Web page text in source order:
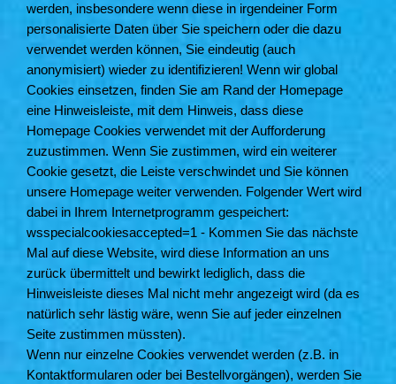
werden, insbesondere wenn diese in irgendeiner Form
personalisierte Daten über Sie speichern oder die dazu
verwendet werden können, Sie eindeutig (auch
anonymisiert) wieder zu identifizieren! Wenn wir global
Cookies einsetzen, finden Sie am Rand der Homepage
eine Hinweisleiste, mit dem Hinweis, dass diese
Homepage Cookies verwendet mit der Aufforderung
zuzustimmen. Wenn Sie zustimmen, wird ein weiterer
Cookie gesetzt, die Leiste verschwindet und Sie können
unsere Homepage weiter verwenden. Folgender Wert wird
dabei in Ihrem Internetprogramm gespeichert:
wsspecialcookiesaccepted=1 - Kommen Sie das nächste
Mal auf diese Website, wird diese Information an uns
zurück übermittelt und bewirkt lediglich, dass die
Hinweisleiste dieses Mal nicht mehr angezeigt wird (da es
natürlich sehr lästig wäre, wenn Sie auf jeder einzelnen
Seite zustimmen müssten).
Wenn nur einzelne Cookies verwendet werden (z.B. in
Kontaktformularen oder bei Bestellvorgängen), werden Sie